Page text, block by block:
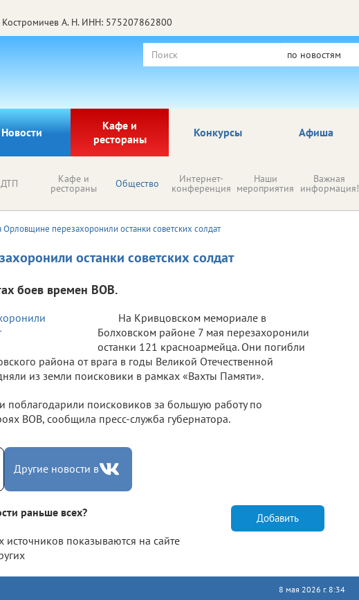
А. Н. ИНН: 575207862800
по новостям
Новости
Кафе и
рестораны
Афиша
Конкурсы
ДТП Кафе и
рестораны Общество Интернет-
конференция
Наши
мероприятия
Важная
информация!
Орловщине перезахоронили останки советских солдат
останки советских солдат
боев времен ВОВ.
На Кривцовском мемориале в
Болховском районе 7 мая перезахоронили
останки 121 красноармейца. Они погибли
района от врага в годы Великой Отечественной
из земли поисковики в рамках «Вахты Памяти».
поблагодарили поисковиков за большую работу по
ВОВ, сообщила пресс-служба губернатора.
Другие новости в
раньше всех?
источников показываются на сайте
Добавить
8 мая 2026 г. 8:34